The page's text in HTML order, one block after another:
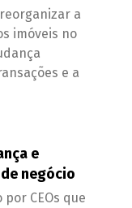
a
imóveis no
e a
e
negócio
CEOs que